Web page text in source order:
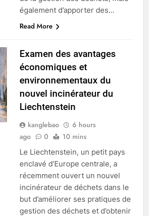
également d’apporter des…
Read More
Examen des avantages
économiques et
environnementaux du
nouvel incinérateur du
Liechtenstein
kanglebao
6 hours
ago
0 10 mins
Le Liechtenstein, un petit pays
enclavé d’Europe centrale, a
récemment ouvert un nouvel
incinérateur de déchets dans le
but d’améliorer ses pratiques de
gestion des déchets et d’obtenir